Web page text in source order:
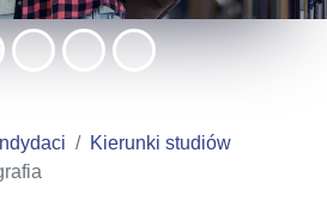
Kierunki studiów